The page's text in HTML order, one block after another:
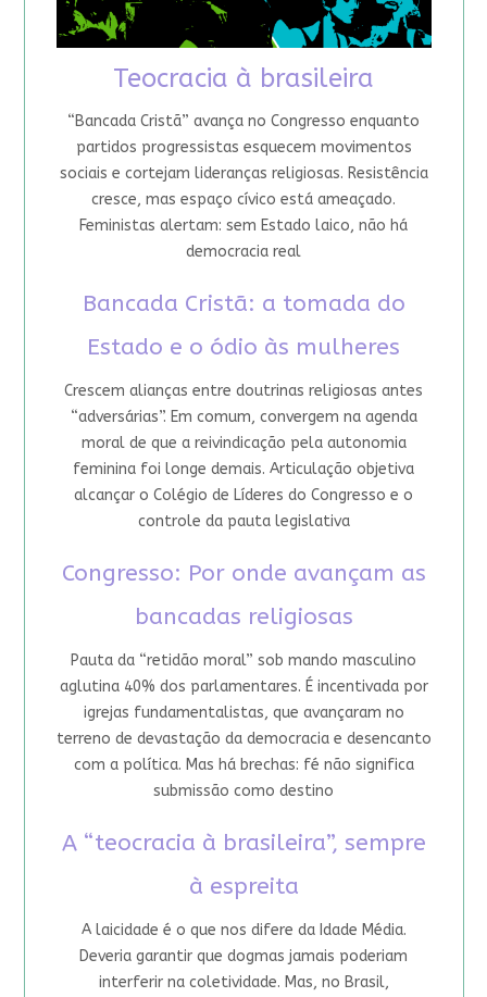
Teocracia à brasileira
“Bancada Cristã” avança no Congresso enquanto
partidos progressistas esquecem movimentos
sociais e cortejam lideranças religiosas. Resistência
cresce, mas espaço cívico está ameaçado.
Feministas alertam: sem Estado laico, não há
democracia real
Bancada Cristã: a tomada do
Estado e o ódio às mulheres
Crescem alianças entre doutrinas religiosas antes
“adversárias”. Em comum, convergem na agenda
moral de que a reivindicação pela autonomia
feminina foi longe demais. Articulação objetiva
alcançar o Colégio de Líderes do Congresso e o
controle da pauta legislativa
Congresso: Por onde avançam as
bancadas religiosas
Pauta da “retidão moral” sob mando masculino
aglutina 40% dos parlamentares. É incentivada por
igrejas fundamentalistas, que avançaram no
terreno de devastação da democracia e desencanto
com a política. Mas há brechas: fé não significa
submissão como destino
A “teocracia à brasileira”, sempre
à espreita
A laicidade é o que nos difere da Idade Média.
Deveria garantir que dogmas jamais poderiam
interferir na coletividade. Mas, no Brasil,